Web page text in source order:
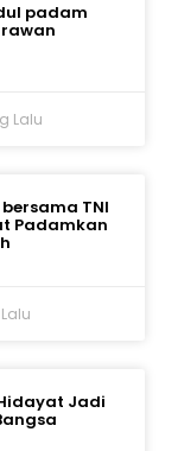
padam
Lalu
bersama TNI
Padamkan
Jadi